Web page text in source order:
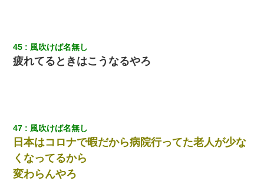
同じマンションに住んでる女性が鍵をわかりやすいところに隠し
ている事に気づいた俺「忍びこんでみよう！」→ 結果
45 風吹けば名無し
疲れてるときはこうなるやろ
47 風吹けば名無し
日本はコロナで暇だから病院行ってた老人が少な
くなってるから
変わらんやろ